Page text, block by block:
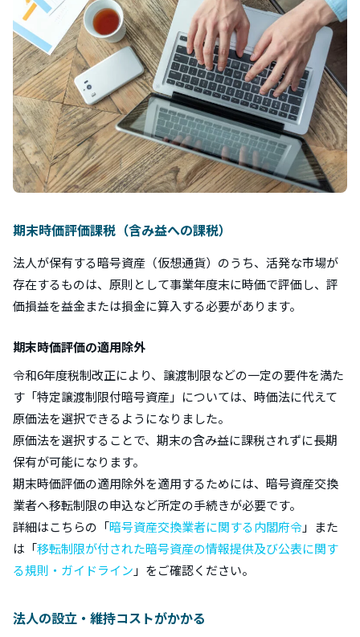
期末時価評価課税（含み益への課税）
法人が保有する暗号資産（仮想通貨）のうち、活発な市場が
存在するものは、原則として事業年度末に時価で評価し、評
価損益を益金または損金に算入する必要があります。
期末時価評価の適用除外
令和6年度税制改正により、譲渡制限などの一定の要件を満た
す「特定譲渡制限付暗号資産」については、時価法に代えて
原価法を選択できるようになりました。
原価法を選択することで、期末の含み益に課税されずに長期
保有が可能になります。
期末時価評価の適用除外を適用するためには、暗号資産交換
業者へ移転制限の申込など所定の手続きが必要です。
詳細はこちらの「暗号資産交換業者に関する内閣府令」また
は「移転制限が付された暗号資産の情報提供及び公表に関す
る規則・ガイドライン 」をご確認ください。
法人の設立・維持コストがかかる